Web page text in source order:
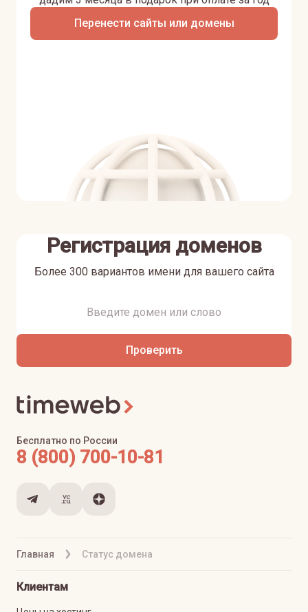
Перенести сайты или домены
Регистрация доменов
Более 300 вариантов имени для вашего сайта
Проверить
Главная Статус домена
Бесплатно по России
8 (800) 700-10-81
Клиентам